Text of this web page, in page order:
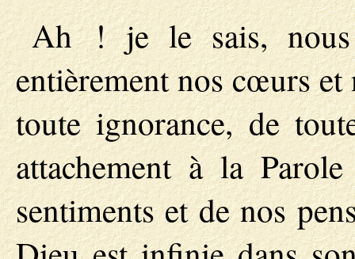
Ah ! je le sais, nous
entièrement nos cœurs et
toute ignorance, de
attachement à la
sentiments et de nos